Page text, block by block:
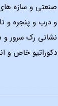
صنعتی و سازه
و درب و پنجره و
نشانی رک سرور
دکوراتیو خاص و